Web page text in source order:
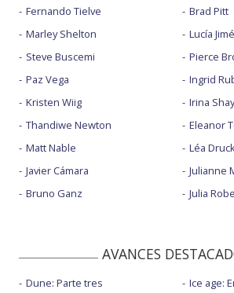
Fernando Tielve
Marley Shelton
Steve Buscemi
Paz Vega
Kristen Wiig
Thandiwe Newton
Matt Nable
Javier Cámara
Bruno Ganz
Brad Pitt
Lucía
Pierce
Ingrid
Irina
Eleanor
Léa
Julianne
Julia
AVANCES
Dune: Parte tres
Ice age: